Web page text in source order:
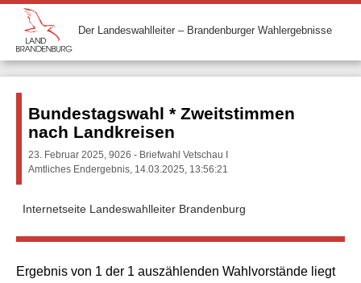
Der Landeswahlleiter – Brandenburger Wahlergebnisse
Bundestagswahl * Zweitstimmen
nach Landkreisen
23. Februar 2025, 9026 - Briefwahl Vetschau I
Amtliches Endergebnis, 14.03.2025, 13:56:21
Internetseite Landeswahlleiter Brandenburg
Ergebnis von 1 der 1 auszählenden Wahlvorstände liegt